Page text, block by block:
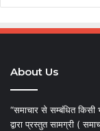
About Us
“समाचार से सम्बंधित
द्वारा प्रस्तुत सामग्री (